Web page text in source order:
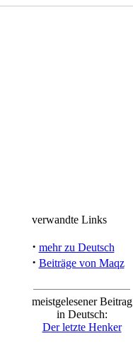
verwandte Links
· mehr zu Deutsch
· Beiträge von Maqz
meistgelesener Beitrag
in Deutsch:
Der letzte Henker